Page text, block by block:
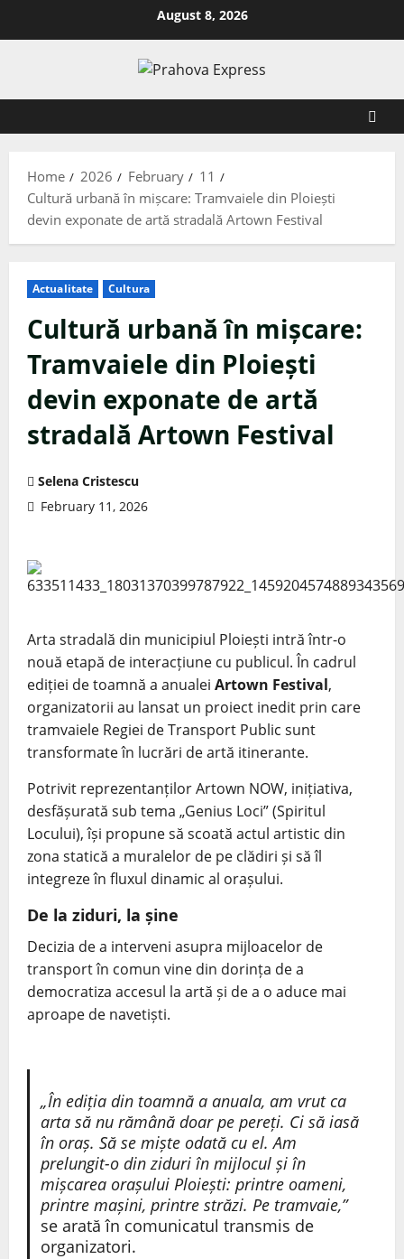
August 8, 2026
Home 2026 February
11
Cultură urbană în mișcare: Tramvaiele din Ploiești
devin exponate de artă stradală Artown Festival
Actualitate Cultura
Cultură urbană în mișcare:
Tramvaiele din Ploiești
devin exponate de artă
stradală Artown Festival
Selena Cristescu
February 11, 2026
Arta stradală din municipiul Ploiești intră într-o
nouă etapă de interacțiune cu publicul. În cadrul
ediției de toamnă a anualei Artown Festival,
organizatorii au lansat un proiect inedit prin care
tramvaiele Regiei de Transport Public sunt
transformate în lucrări de artă itinerante.
Potrivit reprezentanților Artown NOW, inițiativa,
desfășurată sub tema „Genius Loci” (Spiritul
Locului), își propune să scoată actul artistic din
zona statică a muralelor de pe clădiri și să îl
integreze în fluxul dinamic al orașului.
De la ziduri, la șine
Decizia de a interveni asupra mijloacelor de
transport în comun vine din dorința de a
democratiza accesul la artă și de a o aduce mai
aproape de navetiști.
„În ediția din toamnă a anuala, am vrut ca
arta să nu rămână doar pe pereți. Ci să iasă
în oraș. Să se miște odată cu el. Am
prelungit-o din ziduri în mijlocul și în
mișcarea orașului Ploiești: printre oameni,
printre mașini, printre străzi. Pe tramvaie,”
se arată în comunicatul transmis de
organizatori.